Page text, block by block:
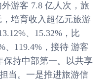
游客 7.8 亿人次，旅
培育收入超亿元旅游
、15.32%，比
、119.4%，接待 游客
保持中部第一。以共享
当。一是推进旅游信